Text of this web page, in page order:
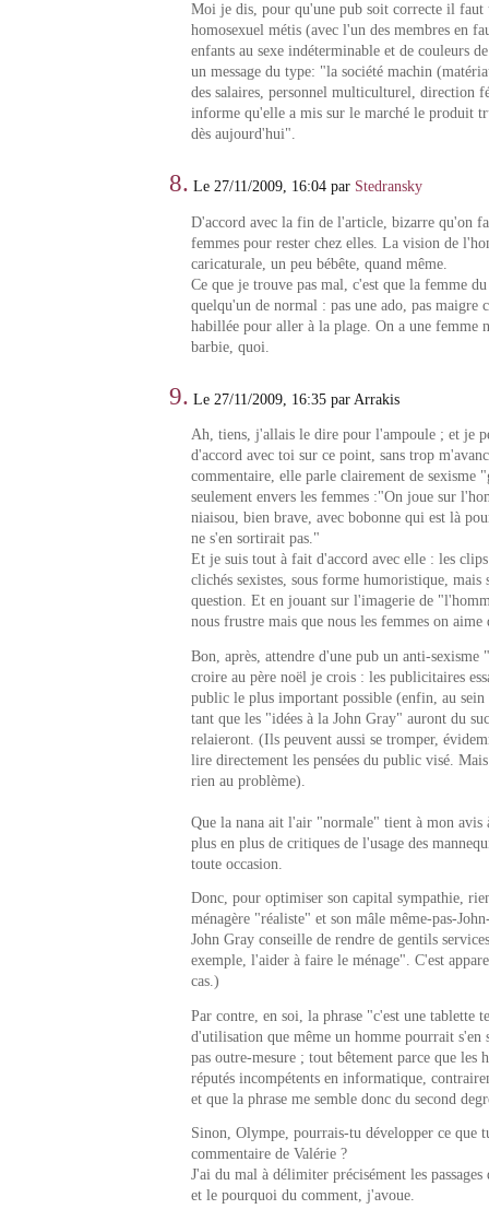
Moi je dis, pour qu'une pub soit correcte il faut
homosexuel métis (avec l'un des membres en
enfants au sexe indéterminable et de couleurs
un message du type: "la société machin
des salaires, personnel multiculturel, direction
informe qu'elle a mis sur le marché le produit
dès aujourd'hui".
8. Le 27/11/2009, 16:04 par Stedransky
D'accord avec la fin de l'article, bizarre qu'on
femmes pour rester chez elles. La vision de
caricaturale, un peu bébête, quand même.
Ce que je trouve pas mal, c'est que la femme
quelqu'un de normal : pas une ado, pas maigre
habillée pour aller à la plage. On a une femme
barbie, quoi.
9. Le 27/11/2009, 16:35 par Arrakis
Ah, tiens, j'allais le dire pour l'ampoule ; et je
d'accord avec toi sur ce point, sans trop
commentaire, elle parle clairement de sexisme
seulement envers les femmes :"On joue sur
niaisou, bien brave, avec bobonne qui est là
ne s'en sortirait pas."
Et je suis tout à fait d'accord avec elle : les clips
clichés sexistes, sous forme humoristique, mais
question. Et en jouant sur l'imagerie de
nous frustre mais que nous les femmes on aime
Bon, après, attendre d'une pub un anti-
croire au père noël je crois : les publicitaires
public le plus important possible (enfin, au
tant que les "idées à la John Gray" auront du
relaieront. (Ils peuvent aussi se tromper,
lire directement les pensées du public visé.
rien au problème).
Que la nana ait l'air "normale" tient à mon avis
plus en plus de critiques de l'usage des
toute occasion.
Donc, pour optimiser son capital sympathie,
ménagère "réaliste" et son mâle même-pas-
John Gray conseille de rendre de gentils
exemple, l'aider à faire le ménage". C'est
cas.)
Par contre, en soi, la phrase "c'est une tablette
d'utilisation que même un homme pourrait s'en
pas outre-mesure ; tout bêtement parce que les
réputés incompétents en informatique,
et que la phrase me semble donc du second
Sinon, Olympe, pourrais-tu développer ce que
commentaire de Valérie ?
J'ai du mal à délimiter précisément les
et le pourquoi du comment, j'avoue.